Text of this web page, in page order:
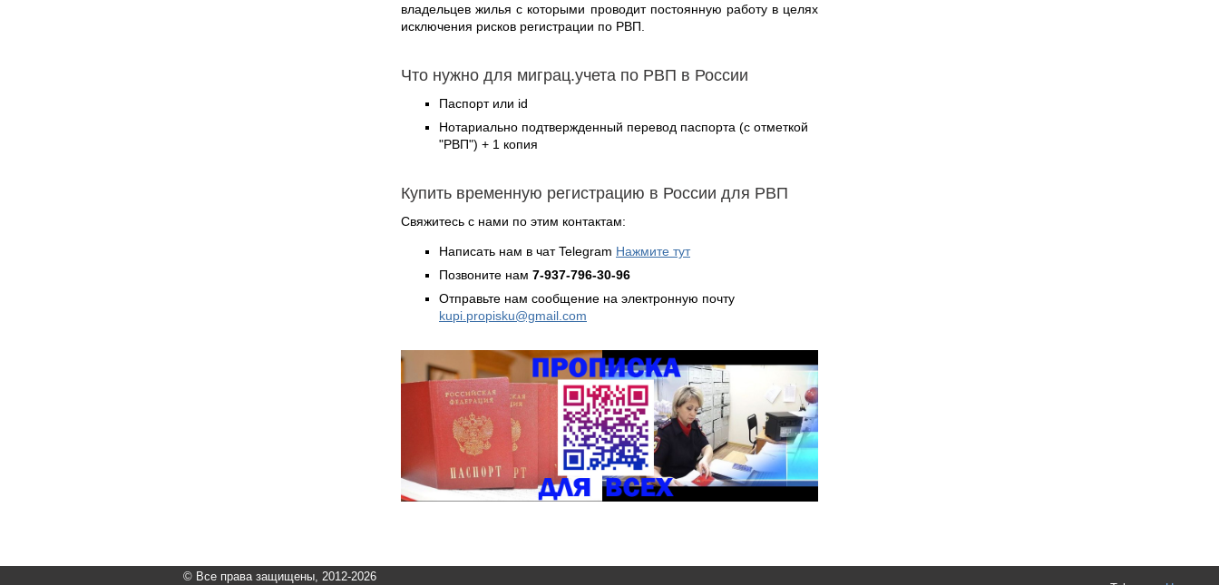
владельцев жилья с которыми проводит постоянную работу в целях
исключения рисков регистрации по РВП.
Что нужно для миграц.учета по РВП в России
Паспорт или id
Нотариально подтвержденный перевод паспорта (с отметкой
"РВП") + 1 копия
Купить временную регистрацию в России для РВП
Свяжитесь с нами по этим контактам:
Написать нам в чат Telegram Нажмите тут
Позвоните нам 7-937-796-30-96
Отправьте нам сообщение на электронную почту
kupi.propisku@gmail.com
© Все права защищены, 2012-2026